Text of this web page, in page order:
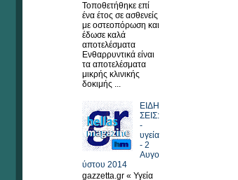
Τοποθετήθηκε επί
ένα έτος σε ασθενείς
με οστεοπόρωση και
έδωσε καλά
αποτελέσματα
Ενθαρρυντικά είναι
τα αποτελέσματα
μικρής κλινικής
δοκιμής ...
ΕΙΔΗ
ΣΕΙΣ:
-
υγεία
- 2
Αυγο
ύστου 2014
gazzetta.gr « Υγεία